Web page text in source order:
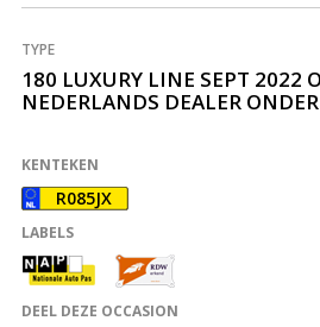
TYPE
180 LUXURY LINE SEPT 2022
NEDERLANDS DEALER
KENTEKEN
R085JX
LABELS
DEEL DEZE OCCASION